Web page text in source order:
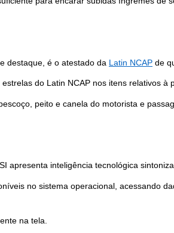
destaque, é o atestado da Latin NCAP de
do Latin NCAP nos itens relativos à
peito e canela do motorista e
apresenta inteligência tecnológica
no sistema operacional, acessando
na tela.